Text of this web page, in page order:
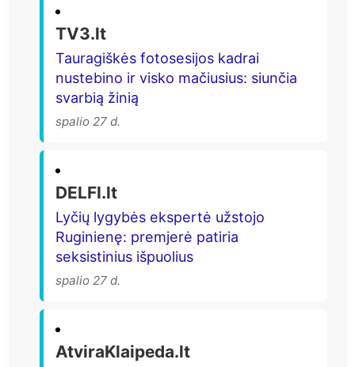
TV3.lt
Tauragiškės fotosesijos kadrai
nustebino ir visko mačiusius: siunčia
svarbią žinią
spalio 27 d.
DELFI.lt
Lyčių lygybės ekspertė užstojo
Ruginienę: premjerė patiria
seksistinius išpuolius
spalio 27 d.
AtviraKlaipeda.lt